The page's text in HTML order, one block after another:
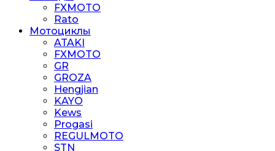
FXMOTO
Rato
Мотоциклы
ATAKI
FXMOTO
GR
GROZA
Hengjian
KAYO
Kews
Progasi
REGULMOTO
STN